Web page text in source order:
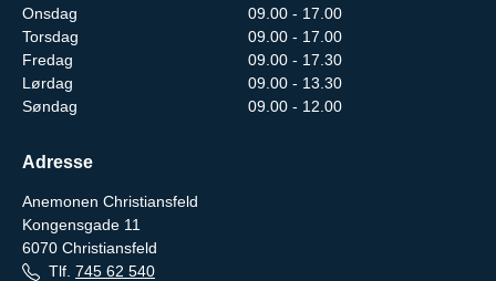
Onsdag
09.00 - 17.00
Torsdag
09.00 - 17.00
Fredag
09.00 - 17.30
Lørdag
09.00 - 13.30
Søndag
09.00 - 12.00
Adresse
Anemonen Christiansfeld
Kongensgade 11
6070 Christiansfeld
Tlf. 745 62 540